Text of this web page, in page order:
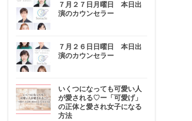
７月２７日月曜日 本日出
演のカウンセラー
７月２６日日曜日 本日出
演のカウンセラー
いくつになっても可愛い人
が愛される♡ー「可愛げ」
の正体と愛され女子になる
方法